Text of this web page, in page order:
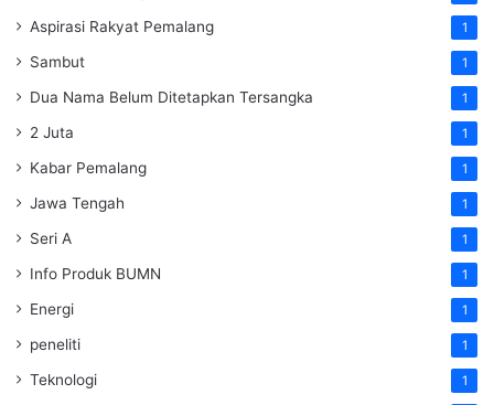
Aspirasi Rakyat Pemalang 1
Sambut 1
Dua Nama Belum Ditetapkan Tersangka 1
2 Juta 1
Kabar Pemalang 1
Jawa Tengah 1
Seri A 1
Info Produk BUMN 1
Energi 1
peneliti 1
Teknologi 1